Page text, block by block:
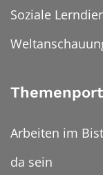
Soziale
Arbeiten im
da sein